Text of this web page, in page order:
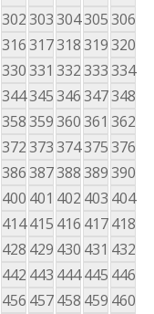
302303304305306
316317318319320
330331 332333334
344345346347348
358359360361 362
372373374375376
386387388389390
400 401 402 403 404
414415 416 417418
428 429 430 431 432
442 443 444445 446
456 457458 459 460